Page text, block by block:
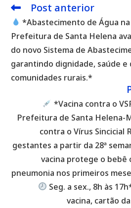
Leia
artigos
Post anterior
*Abastecimento de Água
Prefeitura de Santa Helena
do novo Sistema de
garantindo dignidade, saúde e
comunidades rurais.*
*Vacina contra o
Prefeitura de Santa Helena-
contra o Vírus Sincicial
gestantes a partir da 28ª
vacina protege o
pneumonia nos primeiros
Seg. a sex., 8h às
vacina, cartão